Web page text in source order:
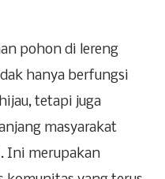
pohon di lereng
hanya berfungsi
tetapi juga
masyarakat
Ini merupakan